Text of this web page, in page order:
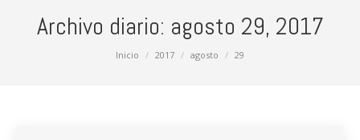
Archivo diario: agosto 29, 2017
Inicio 2017 agosto 29